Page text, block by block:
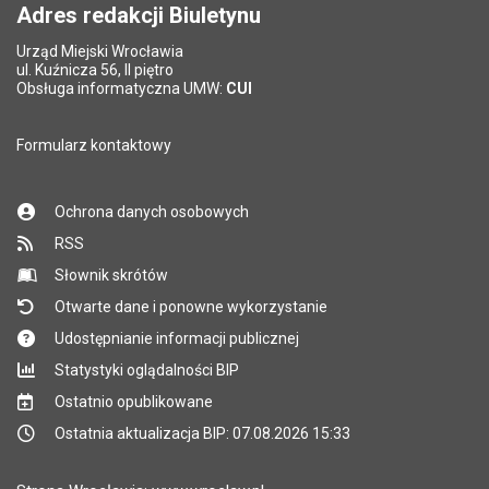
*
Pole wymagane
Adres redakcji Biuletynu
Urząd Miejski Wrocławia
ul. Kuźnicza 56, II piętro
Obsługa informatyczna UMW: CUI
Formularz kontaktowy
Ochrona danych osobowych
RSS
Słownik skrótów
Otwarte dane i ponowne wykorzystanie
Udostępnianie informacji publicznej
Statystyki oglądalności BIP
Ostatnio opublikowane
Ostatnia aktualizacja BIP: 07.08.2026 15:33